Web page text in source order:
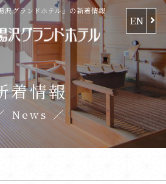
沢グランドホテル」の新着情報
EN
着情報
News